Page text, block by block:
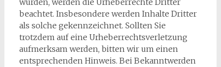
wurden, werden die Urheberrechte Dritter
beachtet. Insbesondere werden Inhalte Dritter
als solche gekennzeichnet. Sollten Sie
trotzdem auf eine Urheberrechtsverletzung
aufmerksam werden, bitten wir um einen
entsprechenden Hinweis. Bei Bekanntwerden